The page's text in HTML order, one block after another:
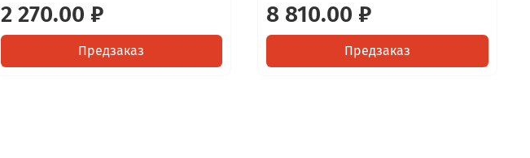
2 270.00 ₽
Предзаказ
8 810.00 ₽
Предзаказ